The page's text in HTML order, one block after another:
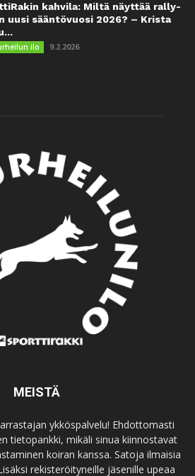
kahvila: Miltä näyttää rally-
uusi sääntövuosi 2026? – Krista
ilo 9.2.2026
MEISTÄ
ykköspalvelu! Ehdottomasti
tietopankki, mikäli sinua kiinnostavat
koiran kanssa. Satoja ilmaisia
rekisteröityneille jäsenille upeaa